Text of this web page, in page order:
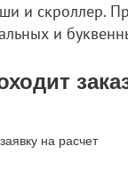
и скроллер.
и
на расчет